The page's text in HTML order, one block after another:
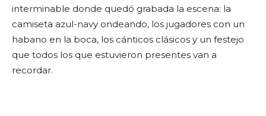
interminable donde quedó grabada la escena: la
camiseta azul-navy ondeando, los jugadores con un
habano en la boca, los cánticos clásicos y un festejo
que todos los que estuvieron presentes van a
recordar.